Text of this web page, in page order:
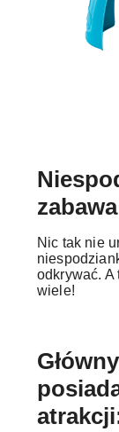
zabawa
Nic tak nie
odkrywać.
wiele!